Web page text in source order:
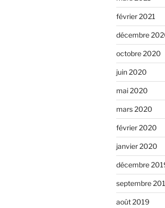
février 2021
décembre
octobre 2020
juin 2020
mai 2020
mars 2020
février 2020
janvier 2020
décembre
septembre
août 2019